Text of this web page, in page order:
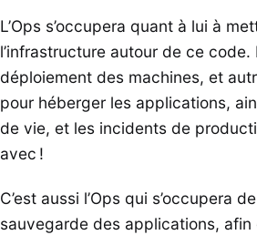
L’Ops s’occupera quant à lui à
l’infrastructure autour de ce
déploiement des machines, et
pour héberger les applications,
de vie, et les incidents de
avec !
C’est aussi l’Ops qui s’occupera
sauvegarde des applications,